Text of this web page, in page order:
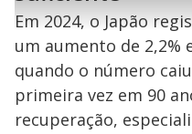
u
n
o
s
g
u
d
o
M
Em 2024, o Japão
um aumento de 2,2%
quando o número
primeira vez em 90
recuperação,